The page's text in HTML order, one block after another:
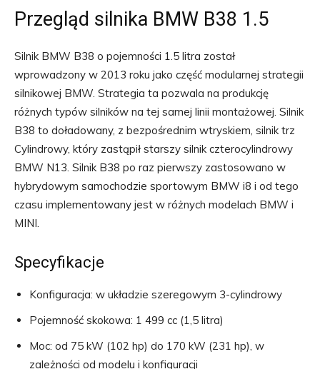
Przegląd silnika BMW B38 1.5
Silnik BMW B38 o pojemności 1.5 litra został
wprowadzony w 2013 roku jako część modularnej strategii
silnikowej BMW. Strategia ta pozwala na produkcję
różnych typów silników na tej samej linii montażowej. Silnik
B38 to doładowany, z bezpośrednim wtryskiem, silnik trz
Cylindrowy, który zastąpił starszy silnik czterocylindrowy
BMW N13. Silnik B38 po raz pierwszy zastosowano w
hybrydowym samochodzie sportowym BMW i8 i od tego
czasu implementowany jest w różnych modelach BMW i
MINI.
Specyfikacje
Konfiguracja: w układzie szeregowym 3-cylindrowy
Pojemność skokowa: 1 499 cc (1,5 litra)
Moc: od 75 kW (102 hp) do 170 kW (231 hp), w
zależności od modelu i konfiguracji